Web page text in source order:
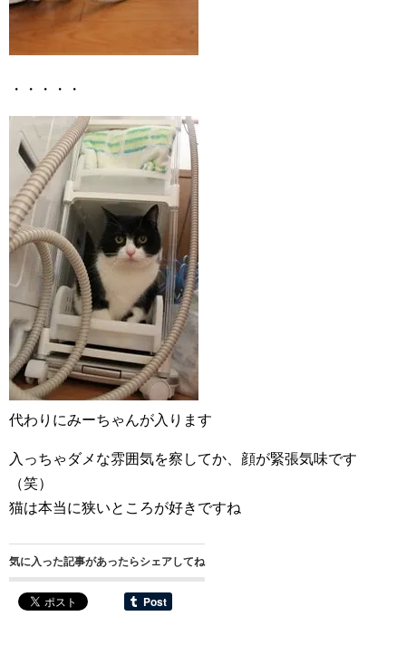
・・・・・
代わりにみーちゃんが入ります
入っちゃダメな雰囲気を察してか、顔が緊張気味です
（笑）
猫は本当に狭いところが好きですね
気に入った記事があったらシェアしてね